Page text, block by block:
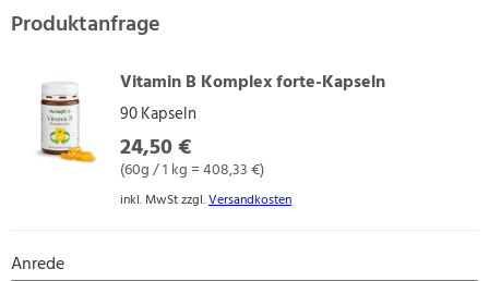
Produktanfrage
Vitamin B Komplex forte-Kapseln
90 Kapseln
24,50 €
(60g / 1 kg = 408,33 €)
inkl. MwSt zzgl.Versandkosten
Anrede